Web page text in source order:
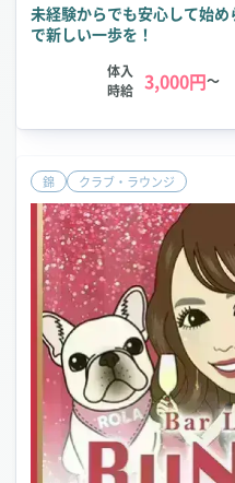
未経験からでも安心して始
で新しい一歩を！
体入
時給 3,000円～
錦 クラブ・ラウンジ